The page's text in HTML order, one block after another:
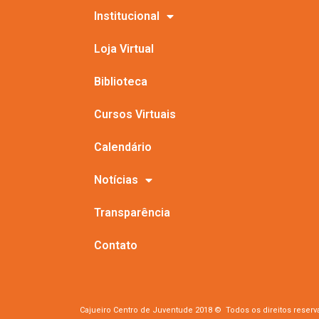
Institucional
Loja Virtual
Biblioteca
Cursos Virtuais
Calendário
Notícias
Transparência
Contato
Cajueiro Centro de Juventude 2018 © Todos os direitos